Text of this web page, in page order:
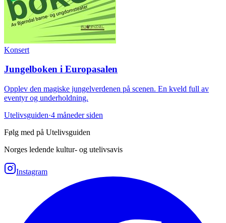
Konsert
Jungelboken i Europasalen
Opplev den magiske jungelverdenen på scenen. En kveld full av
eventyr og underholdning.
Utelivsguiden·4 måneder siden
Følg med på Utelivsguiden
Norges ledende kultur- og utelivsavis
Instagram